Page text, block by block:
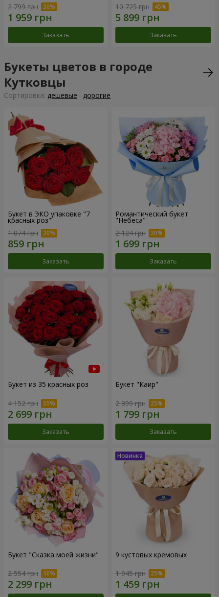
2 799 грн
Заказать
10 725 грн
Заказать
Букеты цветов в городе
Кутковцы
Cортировка: дешевые дорогие
Букет в ЭКО упаковке "7
красных роз"
1 074 грн
Заказать
Романтический букет
"Небеса"
2 124 грн
Заказать
Букет из 35 красных роз
4 152 грн
Заказать
Букет "Каир"
2 399 грн
Заказать
Букет "Сказка моей жизни"
2 554 грн
9 кустовых кремовых
1 945 грн